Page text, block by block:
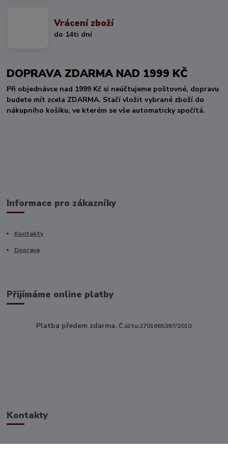
Vrácení zboží
do 14ti dní
DOPRAVA ZDARMA NAD 1999 KČ
Při objednávce nad 1999 Kč si neúčtujeme poštovné, dopravu
budete mít zcela ZDARMA. Stačí vložit vybrané zboží do
nákupního košíku, ve kterém se vše automaticky spočítá.
Informace pro zákazníky
Kontakty
Doprava
Přijímáme online platby
Platba předem zdarma. Č.účtu:2701665397/2010
Kontakty